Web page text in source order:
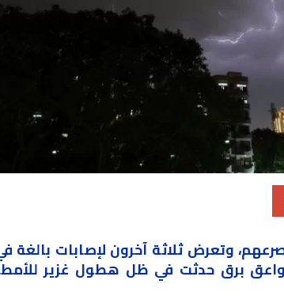
مصرعهم، وتعرض ثلاثة آخرون لإصابات بالغة
برق حدثت في ظل هطول غزير